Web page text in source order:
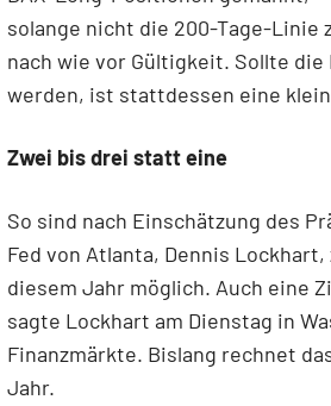
solange nicht die 200-Tage-Linie
nach wie vor Gültigkeit. Sollte
werden, ist stattdessen eine
Zwei bis drei statt eine
So sind nach Einschätzung des
Fed von Atlanta, Dennis
diesem Jahr möglich. Auch eine
sagte Lockhart am Dienstag in
Finanzmärkte. Bislang rechnet
Jahr.